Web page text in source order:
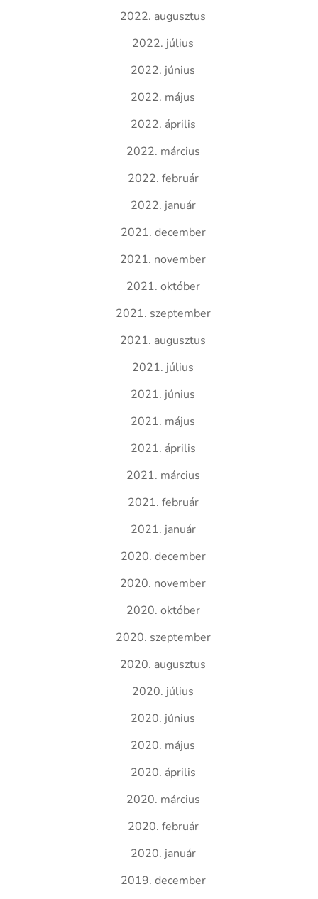
2022. augusztus
2022. július
2022. június
2022. május
2022. április
2022. március
2022. február
2022. január
2021. december
2021. november
2021. október
2021. szeptember
2021. augusztus
2021. július
2021. június
2021. május
2021. április
2021. március
2021. február
2021. január
2020. december
2020. november
2020. október
2020. szeptember
2020. augusztus
2020. július
2020. június
2020. május
2020. április
2020. március
2020. február
2020. január
2019. december